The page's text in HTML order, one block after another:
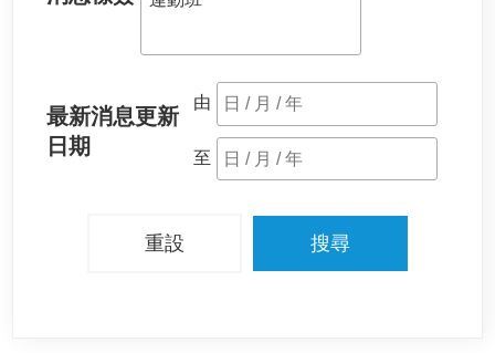
最新消息更新
日期
由
至